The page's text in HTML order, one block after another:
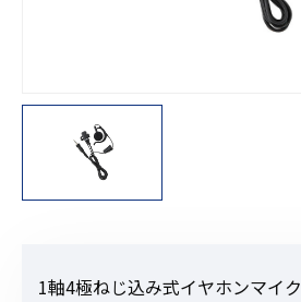
1軸4極ねじ込み式イヤホンマイク